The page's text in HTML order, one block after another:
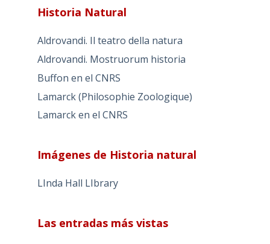
Historia Natural
Aldrovandi. Il teatro della natura
Aldrovandi. Mostruorum historia
Buffon en el CNRS
Lamarck (Philosophie Zoologique)
Lamarck en el CNRS
Imágenes de Historia natural
LInda Hall LIbrary
Las entradas más vistas